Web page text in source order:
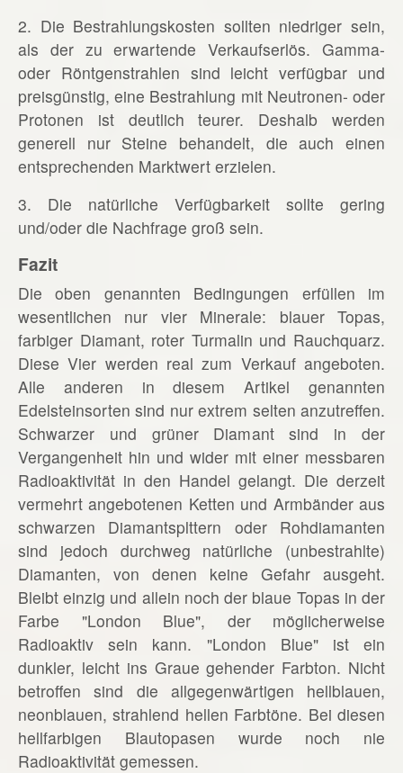
2. Die Bestrahlungskosten sollten niedriger sein,
als der zu erwartende Verkaufserlös. Gamma-
oder Röntgenstrahlen sind leicht verfügbar und
preisgünstig, eine Bestrahlung mit Neutronen- oder
Protonen ist deutlich teurer. Deshalb werden
generell nur Steine behandelt, die auch einen
entsprechenden Marktwert erzielen.
3. Die natürliche Verfügbarkeit sollte gering
und/oder die Nachfrage groß sein.
Fazit
Die oben genannten Bedingungen erfüllen im
wesentlichen nur vier Minerale: blauer Topas,
farbiger Diamant, roter Turmalin und Rauchquarz.
Diese Vier werden real zum Verkauf angeboten.
Alle anderen in diesem Artikel genannten
Edelsteinsorten sind nur extrem selten anzutreffen.
Schwarzer und grüner Diamant sind in der
Vergangenheit hin und wider mit einer messbaren
Radioaktivität in den Handel gelangt. Die derzeit
vermehrt angebotenen Ketten und Armbänder aus
schwarzen Diamantsplttern oder Rohdiamanten
sind jedoch durchweg natürliche (unbestrahlte)
Diamanten, von denen keine Gefahr ausgeht.
Bleibt einzig und allein noch der blaue Topas in der
Farbe "London Blue", der möglicherweise
Radioaktiv sein kann. "London Blue" ist ein
dunkler, leicht ins Graue gehender Farbton. Nicht
betroffen sind die allgegenwärtigen hellblauen,
neonblauen, strahlend hellen Farbtöne. Bei diesen
hellfarbigen Blautopasen wurde noch nie
Radioaktivität gemessen.